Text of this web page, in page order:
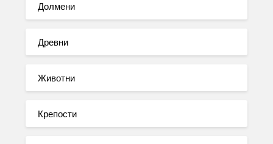
Долмени
Древни
Животни
Крепости